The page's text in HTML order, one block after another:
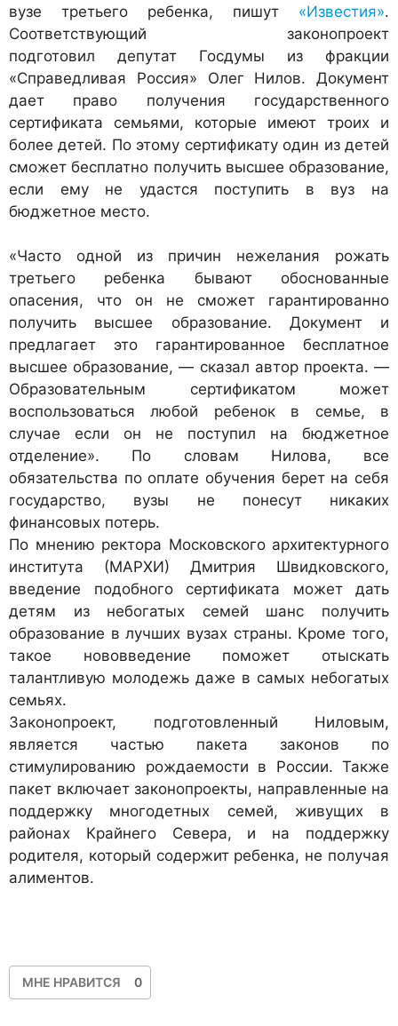
вузе третьего ребенка, пишут «Известия».
Соответствующий законопроект
подготовил депутат Госдумы из фракции
«Справедливая Россия» Олег Нилов. Документ
дает право получения государственного
сертификата семьями, которые имеют троих и
более детей. По этому сертификату один из детей
сможет бесплатно получить высшее образование,
если ему не удастся поступить в вуз на
бюджетное место.
«Часто одной из причин нежелания рожать
третьего ребенка бывают обоснованные
опасения, что он не сможет гарантированно
получить высшее образование. Документ и
предлагает это гарантированное бесплатное
высшее образование, — сказал автор проекта. —
Образовательным сертификатом может
воспользоваться любой ребенок в семье, в
случае если он не поступил на бюджетное
отделение». По словам Нилова, все
обязательства по оплате обучения берет на себя
государство, вузы не понесут никаких
финансовых потерь.
По мнению ректора Московского архитектурного
института (МАРХИ) Дмитрия Швидковского,
введение подобного сертификата может дать
детям из небогатых семей шанс получить
образование в лучших вузах страны. Кроме того,
такое нововведение поможет отыскать
талантливую молодежь даже в самых небогатых
семьях.
Законопроект, подготовленный Ниловым,
является частью пакета законов по
стимулированию рождаемости в России. Также
пакет включает законопроекты, направленные на
поддержку многодетных семей, живущих в
районах Крайнего Севера, и на поддержку
родителя, который содержит ребенка, не получая
алиментов.
МНЕ НРАВИТСЯ 0